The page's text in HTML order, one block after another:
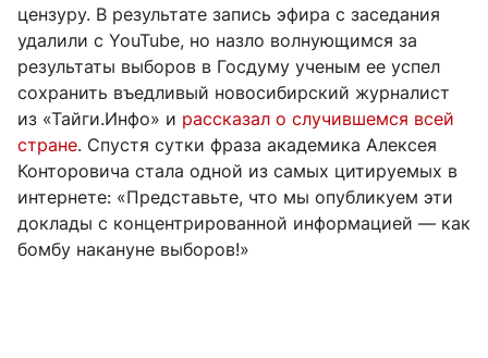
цензуру. В результате запись эфира с заседания
удалили с YouTube, но назло волнующимся за
результаты выборов в Госдуму ученым ее успел
сохранить въедливый новосибирский журналист
из «Тайги.Инфо» и рассказал о случившемся всей
стране. Спустя сутки фраза академика Алексея
Конторовича стала одной из самых цитируемых в
интернете: «Представьте, что мы опубликуем эти
доклады с концентрированной информацией — как
бомбу накануне выборов!»